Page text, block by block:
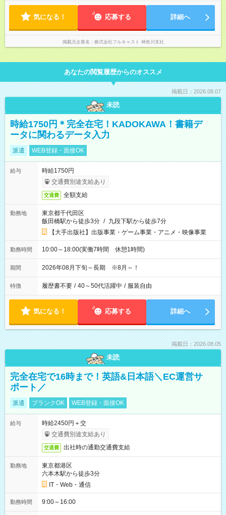
気になる！ 応募する 詳細へ
掲載元企業名 株式会社フルキャスト 神奈川支社
あなたの閲覧履歴からのオススメ
掲載日：2026.08.07
未読
時給1750円＊完全在宅！KADOKAWA！書籍デ
ータに関わるデータ入力
派遣 WEB登録・面接OK
給与
時給1750円
交通費別途支給あり
交通費 全額支給
勤務地
東京都千代田区
飯田橋駅から徒歩3分 / 九段下駅から徒歩7分
【大手出版社】出版事業・ゲーム事業・アニメ・映像事業
勤務時間 10:00～18:00(実働7時間 休憩1時間)
期間 2026年08月下旬～長期 ※8月～！
特徴 履歴書不要 / 40～50代活躍中 / 服装自由
気になる！ 応募する 詳細へ
掲載日：2026.08.05
未読
完全在宅で16時まで！英語&日本語＼EC運営サ
ポート／
派遣 ブランクOK WEB登録・面接OK
給与
時給2450円＋交
交通費別途支給あり
交通費 出社時の通勤交通費支給
勤務地
東京都港区
六本木駅から徒歩3分
IT・Web・通信
勤務時間 9:00～16:00